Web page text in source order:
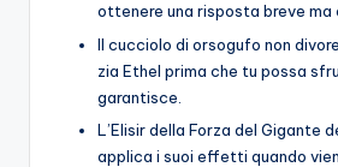
ottenere una risposta breve ma
Il cucciolo di orsogufo non
zia Ethel prima che tu possa
garantisce.
L’Elisir della Forza del Gigante
applica i suoi effetti quando